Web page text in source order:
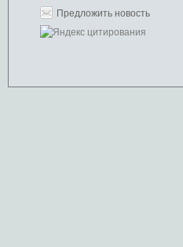
Предложить новость